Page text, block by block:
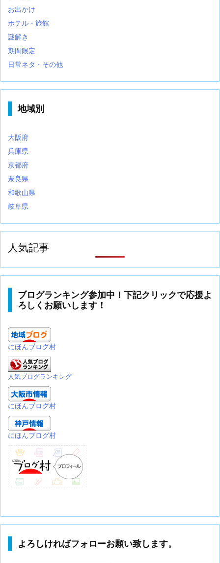
お出かけ
ホテル・旅館
謎解き
期間限定
日常ネタ・その他
地域別
大阪府
兵庫県
京都府
奈良県
和歌山県
岐阜県
人気記事
ブログランキング参加中！下記クリックで応援よ
ろしくお願いします！
にほんブログ村
人気ブログランキング
にほんブログ村
にほんブログ村
よろしければフォローお願い致します。